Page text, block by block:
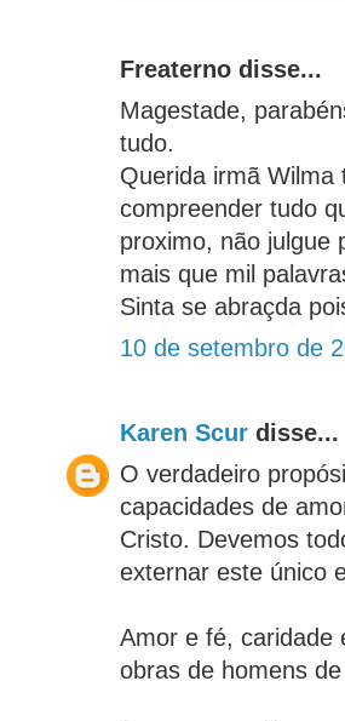
Freaterno disse...
Magestade,
tudo.
Querida irmã Wilma
compreender tudo
proximo, não julgue
mais que mil
Sinta se abraçda
10 de setembro de
Karen Scur disse...
O verdadeiro
capacidades de
Cristo. Devemos
externar este único
Amor e fé, caridade
obras de homens